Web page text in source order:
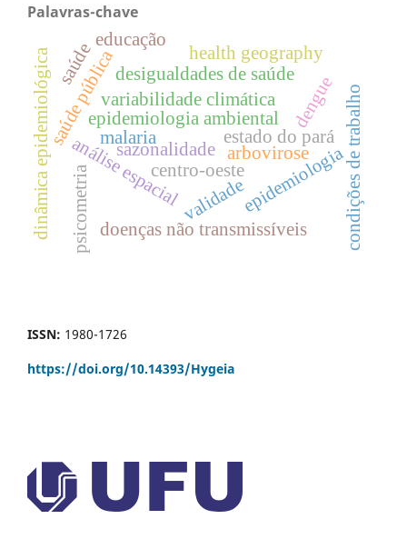
Palavras-chave
sazonalidade
epidemiologia ambiental
saúde pública estado do pará
variabilidade climática
análise espacial arbovirose
dinâmica epidemiológica centro-oeste
psicometria validade condições de trabalho
desigualdades de saúde
doenças não transmissíveis
malaria
health geography
epidemiologia
dengue
educação
saúde
ISSN: 1980-1726
https://doi.org/10.14393/Hygeia